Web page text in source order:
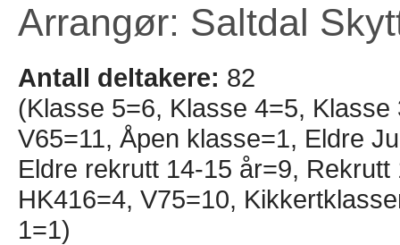
Arrangør: Saltdal
Antall deltakere: 82
(Klasse 5=6, Klasse 4=5,
V65=11, Åpen klasse=1, Eldre
Eldre rekrutt 14-15 år=9,
HK416=4, V75=10,
1=1)